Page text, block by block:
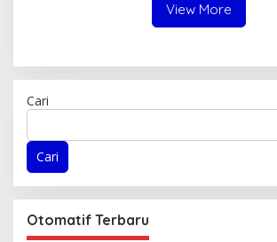
View More
Cari
Cari
Otomatif Terbaru